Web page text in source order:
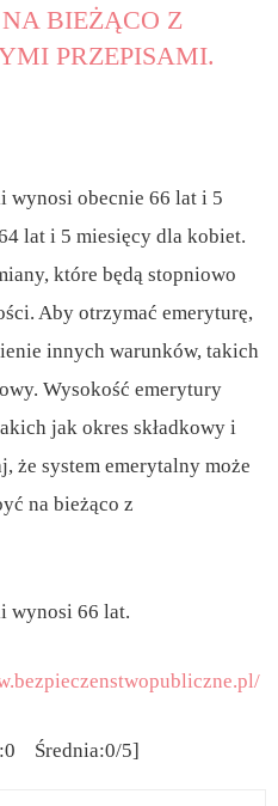
BIEŻĄCO Z
PRZEPISAMI.
wynosi obecnie 66 lat i 5
lat i 5 miesięcy dla kobiet.
które będą stopniowo
Aby otrzymać emeryturę,
innych warunków, takich
Wysokość emerytury
jak okres składkowy i
że system emerytalny może
na bieżąco z
wynosi 66 lat.
Średnia:0/5]